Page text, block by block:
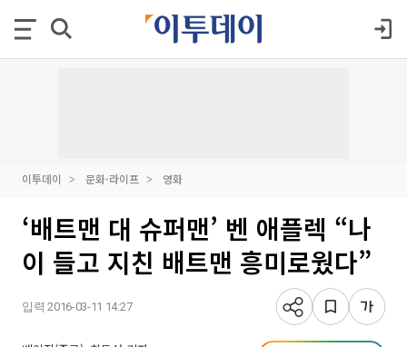
이투데이 문화·라이프 영화
‘배트맨 대 슈퍼맨’ 벤 애플렉 “나
이 들고 지친 배트맨 흥미로웠다”
입력 2016-03-11 14:27